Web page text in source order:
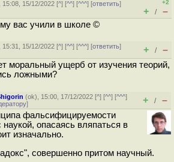
15:08, 15/12/2022 [^] [^^] [^^^] [ответить]
+2
+ / –
вас учили в школе ©
15:31, 15/12/2022 [^] [^^] [^^^] [ответить]
+ / –
моральный ущерб от изучения теорий,
ложными?
(ok), 15:00, 17/12/2022 [^] [^^] [^^^]
] + / –
фальсифицируемости
наукой, опасаясь вляпаться в
изначально.
совершенно притом научный.